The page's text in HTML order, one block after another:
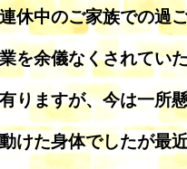
休中のご家族での過
を余儀なくされてい
りますが、今は一所
けた身体でしたが最